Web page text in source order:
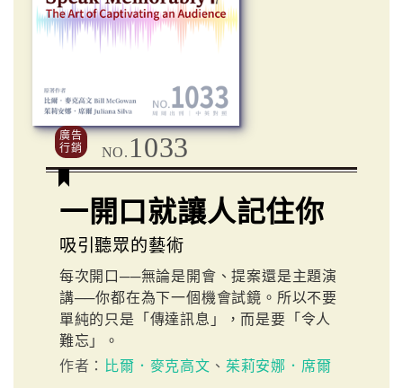
廣告
行銷
NO. 1033
一開口就讓人記住你
吸引聽眾的藝術
每次開口──無論是開會、提案還是主題演
講──你都在為下一個機會試鏡。所以不要
單純的只是「傳達訊息」，而是要「令人
難忘」。
作者：
比爾．麥克高文 、 茱莉安娜．席爾